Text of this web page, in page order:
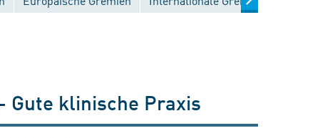
Gute klinische Praxis